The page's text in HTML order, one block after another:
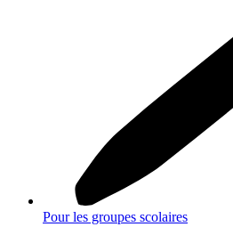
Pour les groupes scolaires